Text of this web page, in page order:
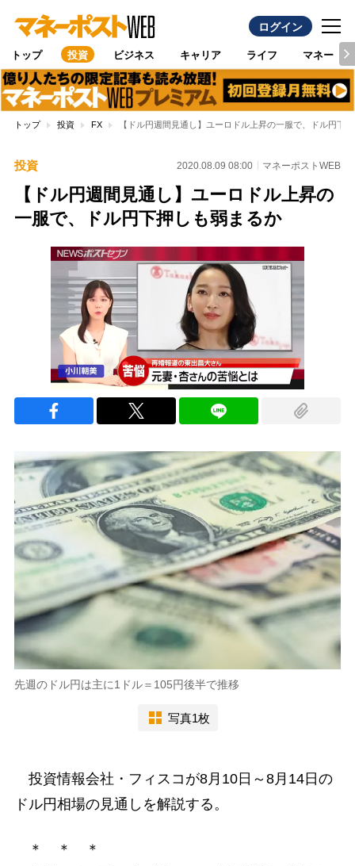
ログイン
トップ 投資 ビジネス キャリア ライフ マネー
トップ 投資 FX 【ドル円週間見通し】ユーロドル上昇の一服で、ドル円下
投資 2020.08.09 08:00 マネーポストWEB
【ドル円週間見通し】ユーロドル上昇の
一服で、ドル円下押しも弱まるか
先週のドル円は主に1ドル＝105円後半で推移
写真1枚
投資情報会社・フィスコが8月10日～8月14日の
ドル円相場の見通しを解説する。
＊ ＊ ＊